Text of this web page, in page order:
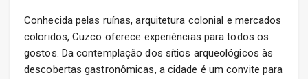
Conhecida pelas ruínas, arquitetura colonial e mercados
coloridos, Cuzco oferece experiências para todos os
gostos. Da contemplação dos sítios arqueológicos às
descobertas gastronômicas, a cidade é um convite para